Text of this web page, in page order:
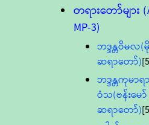
တရားတော်များ
MP-3)
ဘဒ္ဒန္တဝိမလ
ဆရာတော်)
ဘဒ္ဒန္တကုမာ
ဝံသ(ဗန်းမော်
ဆရာတော်)